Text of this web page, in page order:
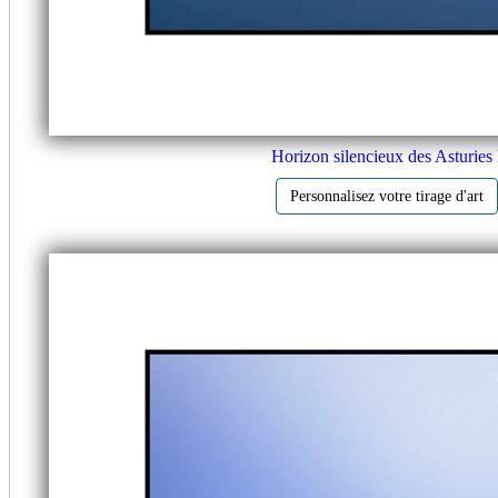
Horizon silencieux des Asturies
Personnalisez votre tirage d'art